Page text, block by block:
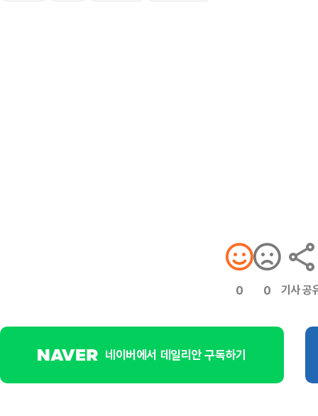
0 0 기사 공
네이버에서 데일리안 구독하기